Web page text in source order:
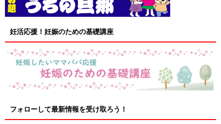
妊活応援！妊娠のための基礎講座
フォローして最新情報を受け取ろう！